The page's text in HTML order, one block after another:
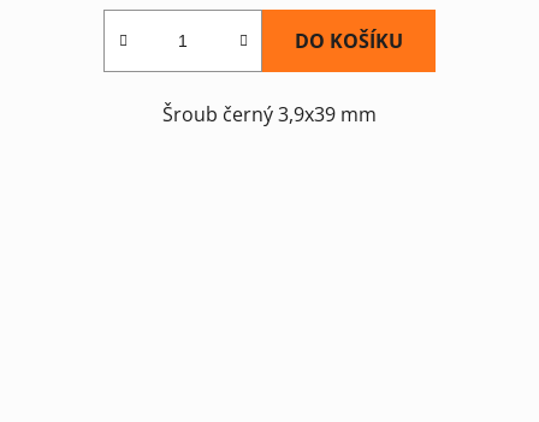
DO KOŠÍKU
Šroub černý 3,9x39 mm